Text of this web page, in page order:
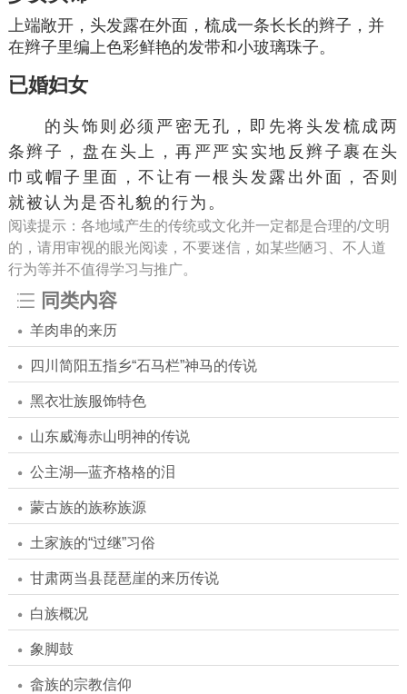
上端敞开，头发露在外面，梳成一条长长的辫子，并
在辫子里编上色彩鲜艳的发带和小玻璃珠子。
已婚妇女
的头饰则必须严密无孔，即先将头发梳成两
条辫子，盘在头上，再严严实实地 反辫子裹在头
巾或帽子里面，不让有一根头发露出外面，否则
就被认为是否礼貌的行为。
阅读提示：各地域产生的传统或文化并一定都是合理的/文明
的，请用审视的眼光阅读，不要迷信，如某些陋习、不人道
行为等并不值得学习与推广。
同类内容
羊肉串的来历
四川简阳五指乡“石马栏”神马的传说
黑衣壮族服饰特色
山东威海赤山明神的传说
公主湖—蓝齐格格的泪
蒙古族的族称族源
土家族的“过继”习俗
甘肃两当县琵琶崖的来历传说
白族概况
象脚鼓
畲族的宗教信仰